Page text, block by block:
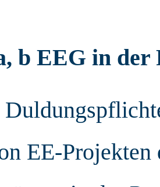
b EEG in der
EE-